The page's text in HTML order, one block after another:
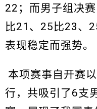
22；而男子组决
比21、25比23、
表现稳定而强势。
本项赛事自开赛
行，共吸引了6支